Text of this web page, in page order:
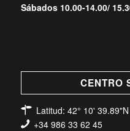
Sábados 10.00-14.00/
CENTRO
Latitud: 42° 10'
+34 986 33 62 45